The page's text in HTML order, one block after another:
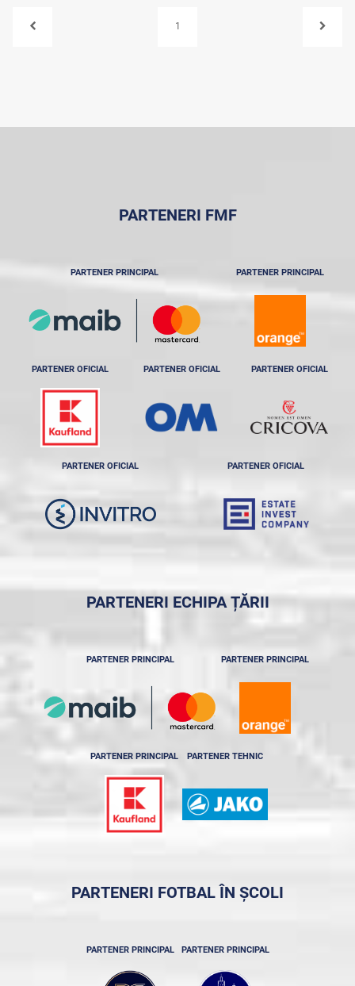
1
PARTENERI FMF
PARTENER PRINCIPAL PARTENER PRINCIPAL
PARTENER OFICIAL PARTENER OFICIAL PARTENER OFICIAL
PARTENER OFICIAL PARTENER OFICIAL
PARTENERI ECHIPA ȚĂRII
PARTENER PRINCIPAL PARTENER PRINCIPAL
PARTENER PRINCIPAL PARTENER TEHNIC
PARTENERI FOTBAL ÎN ȘCOLI
PARTENER PRINCIPAL PARTENER PRINCIPAL